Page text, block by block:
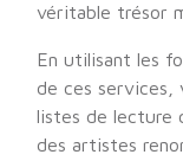
véritable trésor
En utilisant les
de ces services,
listes de lecture
des artistes